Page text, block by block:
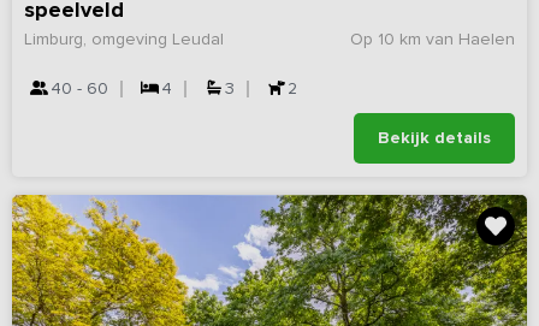
speelveld
Op 10 km van Haelen
Limburg, omgeving Leudal
40 - 60 4 3 2
Bekijk details